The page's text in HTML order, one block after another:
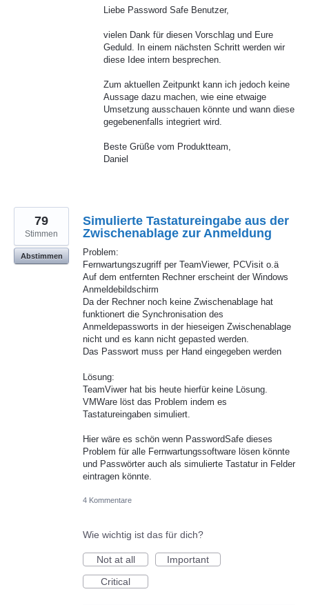
Liebe Password Safe Benutzer,
vielen Dank für diesen Vorschlag und Eure
Geduld. In einem nächsten Schritt werden wir
diese Idee intern besprechen.
Zum aktuellen Zeitpunkt kann ich jedoch keine
Aussage dazu machen, wie eine etwaige
Umsetzung ausschauen könnte und wann diese
gegebenenfalls integriert wird.
Beste Grüße vom Produktteam,
Daniel
Simulierte Tastatureingabe aus der
Zwischenablage zur Anmeldung
Problem:
Fernwartungszugriff per TeamViewer, PCVisit o.ä
Auf dem entfernten Rechner erscheint der Windows
Anmeldebildschirm
Da der Rechner noch keine Zwischenablage hat
funktionert die Synchronisation des
Anmeldepassworts in der hieseigen Zwischenablage
nicht und es kann nicht gepasted werden.
Das Passwort muss per Hand eingegeben werden
Lösung:
TeamViwer hat bis heute hierfür keine Lösung.
VMWare löst das Problem indem es
Tastatureingaben simuliert.
Hier wäre es schön wenn PasswordSafe dieses
Problem für alle Fernwartungssoftware lösen könnte
und Passwörter auch als simulierte Tastatur in Felder
eintragen könnte.
79
Stimmen
Abstimmen
4 Kommentare
Wie wichtig ist das für dich?
Not at all
Important
Critical